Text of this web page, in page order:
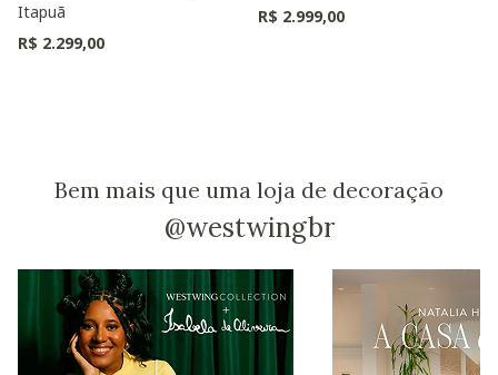
Itapuã
R$ 2.299,00
R$ 2.999,00
Bem mais que uma loja de decoração
@westwingbr